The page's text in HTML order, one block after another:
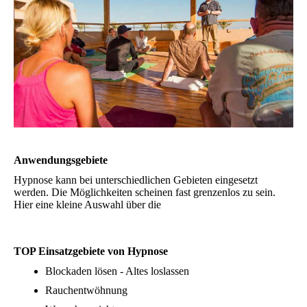
Anwendungsgebiete
Hypnose kann bei unterschiedlichen Gebieten eingesetzt
werden. Die Möglichkeiten scheinen fast grenzenlos zu sein.
Hier eine kleine Auswahl über die
TOP Einsatzgebiete von Hypnose
Blockaden lösen - Altes loslassen
Rauchentwöhnung